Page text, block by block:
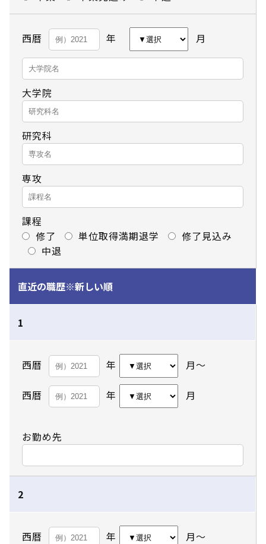
西暦 年 月
大学院
研究科
専攻
課程
修了
単位取得満期退学
修了見込み
中退
直近の職歴※新しい順
1
西暦 年 月～
西暦 年 月
お勤め先
2
西暦 年 月～